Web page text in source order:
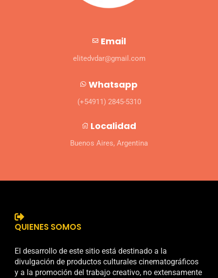
Email
elitedvdar@gmail.com
Whatsapp
(+54911) 2845-5310
Localidad
Buenos Aires, Argentina
QUIENES SOMOS
El desarrollo de este sitio está destinado a la
divulgación de productos culturales cinematográficos
y a la promoción del trabajo creativo, no extensamente